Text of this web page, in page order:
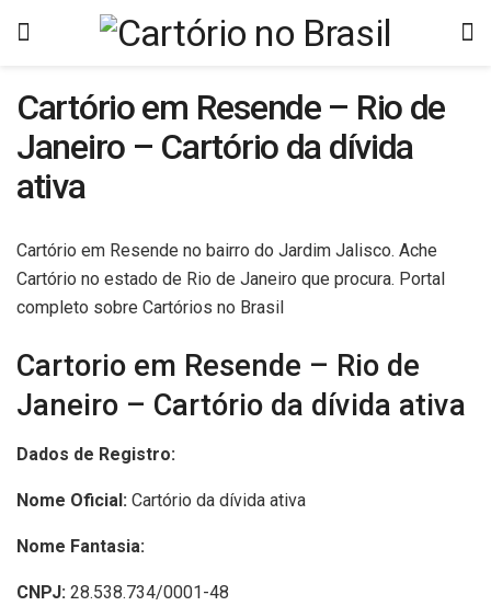
Cartório em Resende – Rio de
Janeiro – Cartório da dívida
ativa
Cartório em Resende no bairro do Jardim Jalisco. Ache
Cartório no estado de Rio de Janeiro que procura. Portal
completo sobre Cartórios no Brasil
Cartorio em Resende – Rio de
Janeiro – Cartório da dívida ativa
Dados de Registro:
Nome Oficial: Cartório da dívida ativa
Nome Fantasia:
CNPJ: 28.538.734/0001-48